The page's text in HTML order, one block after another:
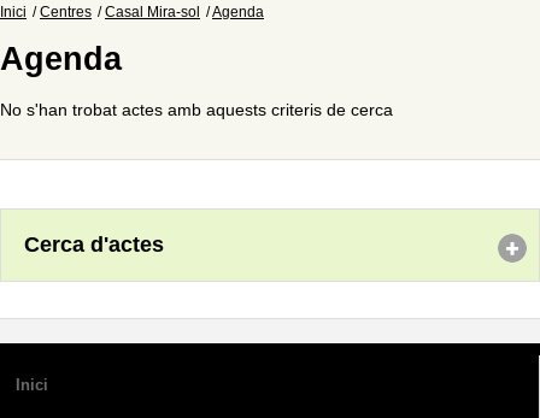
Inici Centres Casal Mira-sol Agenda
Agenda
No s'han trobat actes amb aquests criteris de cerca
Cerca d'actes
Inici